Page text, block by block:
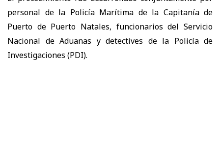
personal de la Policía Marítima de la Capitanía de
Puerto de Puerto Natales, funcionarios del Servicio
Nacional de Aduanas y detectives de la Policía de
Investigaciones (PDI).